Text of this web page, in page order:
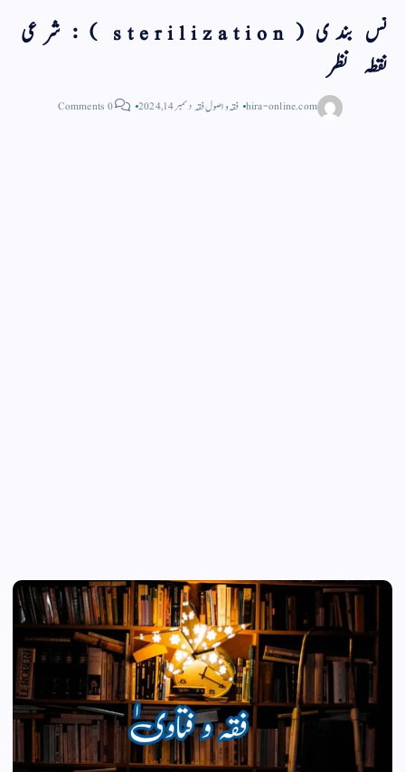
نس بندی ( sterilization ) : شرعی
نقطہ نظر
hira-online.com فقہ و اصول فقہدسمبر 14, 2024 0 Comments